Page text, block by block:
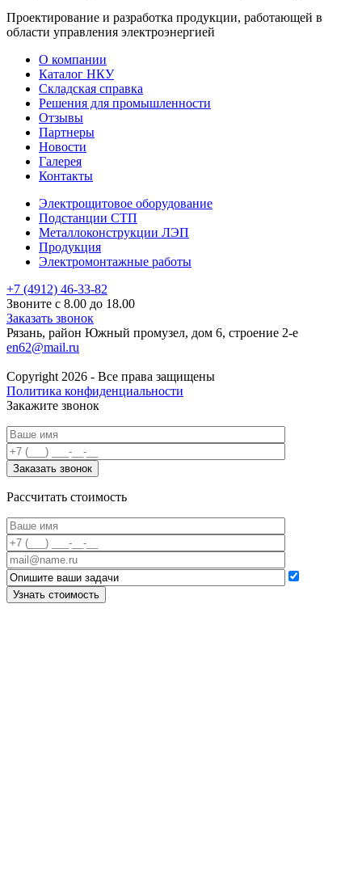
Проектирование и разработка продукции, работающей в
области управления электроэнергией
О компании
Каталог НКУ
Складская справка
Решения для промышленности
Отзывы
Партнеры
Новости
Галерея
Контакты
Электрощитовое оборудование
Подстанции СТП
Металлоконструкции ЛЭП
Продукция
Электромонтажные работы
+7 (4912) 46-33-82
Звоните с 8.00 до 18.00
Заказать звонок
Рязань, район Южный промузел, дом 6, строение 2-е
en62@mail.ru
Copyright 2026 - Все права защищены
Политика конфиденциальности
Закажите звонок
Рассчитать стоимость